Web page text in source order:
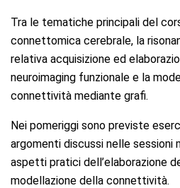
Tra le tematiche principali del
connettomica cerebrale, la
relativa acquisizione ed
neuroimaging funzionale e la
connettività mediante grafi.
Nei pomeriggi sono previste
argomenti discussi nelle
aspetti pratici dell’elaborazione
modellazione della connettività.